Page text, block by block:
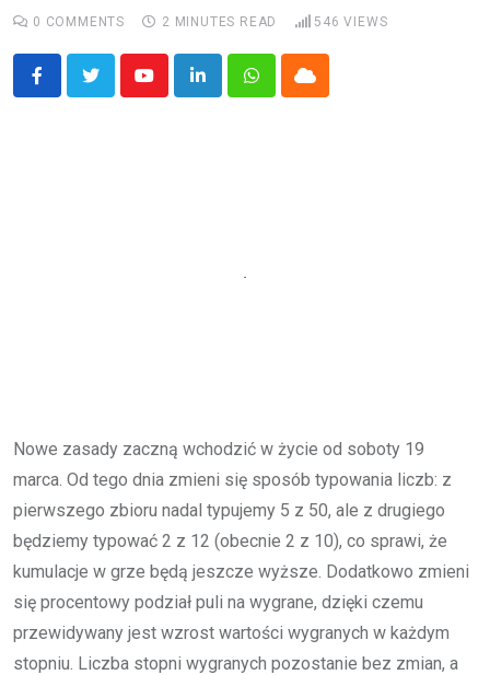
0 COMMENTS 2 MINUTES READ 546 VIEWS
YoutubeLinkedInWhatsappCloud
Nowe zasady zaczną wchodzić w życie od soboty 19
marca. Od tego dnia zmieni się sposób typowania liczb: z
pierwszego zbioru nadal typujemy 5 z 50, ale z drugiego
będziemy typować 2 z 12 (obecnie 2 z 10), co sprawi, że
kumulacje w grze będą jeszcze wyższe. Dodatkowo zmieni
się procentowy podział puli na wygrane, dzięki czemu
przewidywany jest wzrost wartości wygranych w każdym
stopniu. Liczba stopni wygranych pozostanie bez zmian, a